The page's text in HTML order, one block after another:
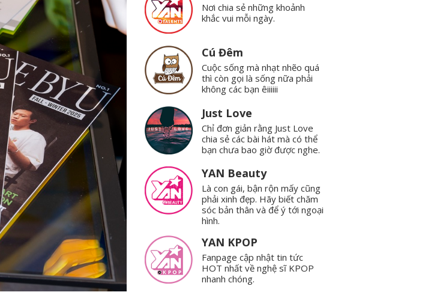
Nơi chia sẻ những khoảnh
khắc vui mỗi ngày.
Cú Đêm
Cuộc sống mà nhạt nhẽo quá
thì còn gọi là sống nữa phải
không các bạn êiiiiii
Just Love
Chỉ đơn giản rằng Just Love
chia sẻ các bài hát mà có thể
bạn chưa bao giờ được nghe.
YAN Beauty
Là con gái, bận rộn mấy cũng
phải xinh đẹp. Hãy biết chăm
sóc bản thân và để ý tới ngoại
hình.
YAN KPOP
Fanpage cập nhật tin tức
HOT nhất về nghệ sĩ KPOP
nhanh chóng.